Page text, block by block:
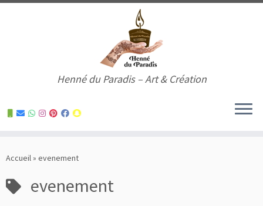
to
Henné du Paradis – Art & Création
Accueil» evenement
evenement